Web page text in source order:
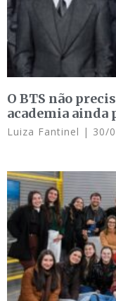
O BTS não
academia ainda
Luiza Fantinel 30/